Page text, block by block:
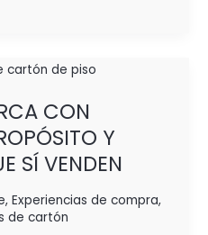
CON
Y
SÍ VENDEN
, Experiencias de compra,
de cartón